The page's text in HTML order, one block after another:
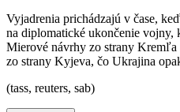
Vyjadrenia prichádzajú v čase,
na diplomatické ukončenie vojny,
Mierové návrhy zo strany
zo strany Kyjeva, čo Ukrajina
(tass, reuters, sab)